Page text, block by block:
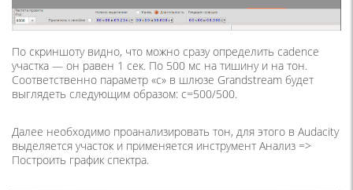
По скриншоту видно, что можно сразу определить cadence
участка — он равен 1 сек. По 500 мс на тишину и на тон.
Соответственно параметр «c» в шлюзе Grandstream будет
выглядеть следующим образом: c=500/500.
Далее необходимо проанализировать тон, для этого в Audacity
выделяется участок и применяется инструмент Анализ =>
Построить график спектра.